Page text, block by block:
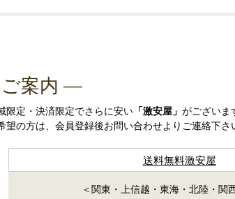
案内 ―
限定・決済限定でさらに安い 「激安屋」 がございま
の方は、会員登録後お問い合わせよりご連絡下さ
送料無料激安屋
＜関東・上信越・東海・北陸・関